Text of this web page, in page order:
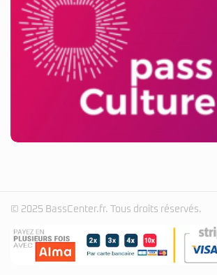
© 2025 BassCenter.fr. Tous droits réservés.